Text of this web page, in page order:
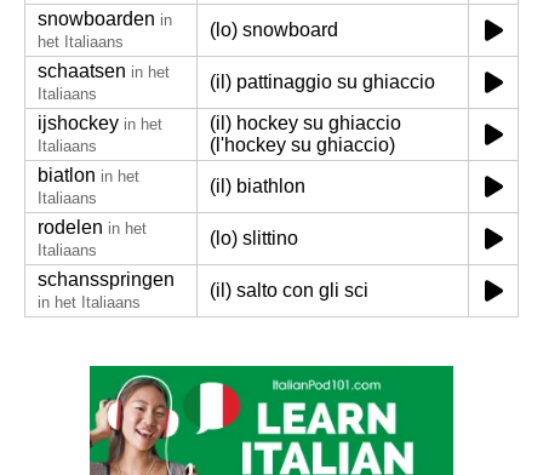
snowboarden in
het Italiaans
(lo) snowboard
schaatsen in het
Italiaans
(il) pattinaggio su ghiaccio
ijshockey in het
Italiaans
(il) hockey su ghiaccio
(l'hockey su ghiaccio)
biatlon in het
Italiaans
(il) biathlon
rodelen in het
Italiaans
(lo) slittino
schansspringen
in het Italiaans
(il) salto con gli sci